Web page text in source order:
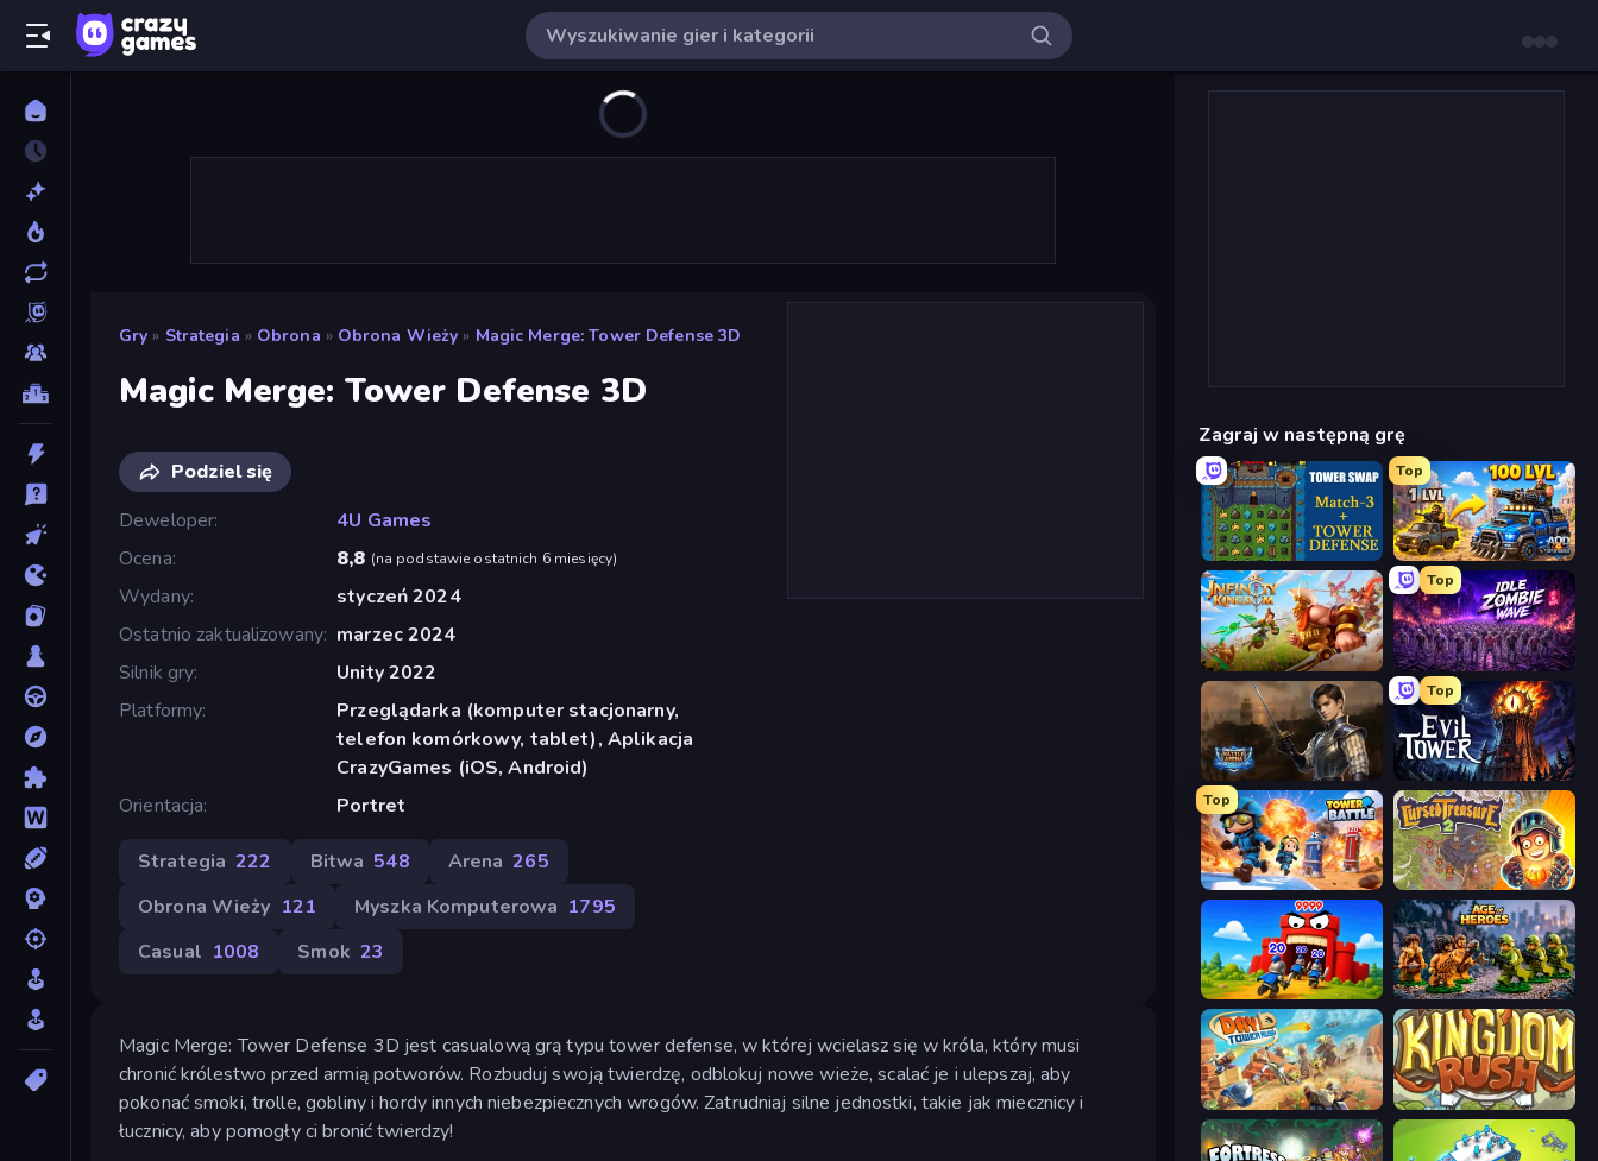
Gry » Strategia » Obrona » Obrona Wieży » Magic Merge: Tower Defense 3D
Magic Merge: Tower Defense 3D
Podziel się
Deweloper
4U Games
Ocena
8,8 (na podstawie ostatnich 6 miesięcy)
Wydany
styczeń 2024
Ostatnio zaktualizowany marzec 2024
Silnik gry
Unity 2022
Platformy
Przeglądarka (komputer stacjonarny,
telefon komórkowy, tablet), Aplikacja
CrazyGames (iOS, Android)
Orientacja
Portret
Strategia 222 Bitwa 548 Arena 265
Obrona Wieży 121 Myszka Komputerowa 1795
Casual 1008 Smok 23
Magic Merge: Tower Defense 3D jest casualową grą typu tower defense, w której wcielasz się w króla, który musi
chronić królestwo przed armią potworów. Rozbuduj swoją twierdzę, odblokuj nowe wieże, scalać je i ulepszaj, aby
pokonać smoki, trolle, gobliny i hordy innych niebezpiecznych wrogów. Zatrudniaj silne jednostki, takie jak miecznicy i
łucznicy, aby pomogły ci bronić twierdzy!
Zagraj w następną grę
Tower Swap
Top
AOD - Art Of Defense
Infinity Kingdom
Top
Idle Zombie Wave: Survivors
Battle Arena
Top
Evil Tower
Top
Tower Battle Cursed Treasure 2
TimeWarriors Age of Heroes
Day D Tower Rush Kingdom Rush